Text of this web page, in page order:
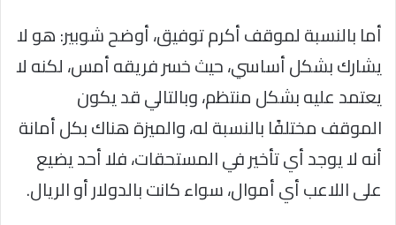
أما بالنسبة لموقف أكرم توفيق، أوضح شوبير: هو لا
يشارك بشكل أساسي، حيث خسر فريقه أمس، لكنه لا
يعتمد عليه بشكل منتظم، وبالتالي قد يكون
الموقف مختلفًا بالنسبة له، والميزة هناك بكل أمانة
أنه لا يوجد أي تأخير في المستحقات، فلا أحد يضيع
على اللاعب أي أموال، سواء كانت بالدولار أو الريال.